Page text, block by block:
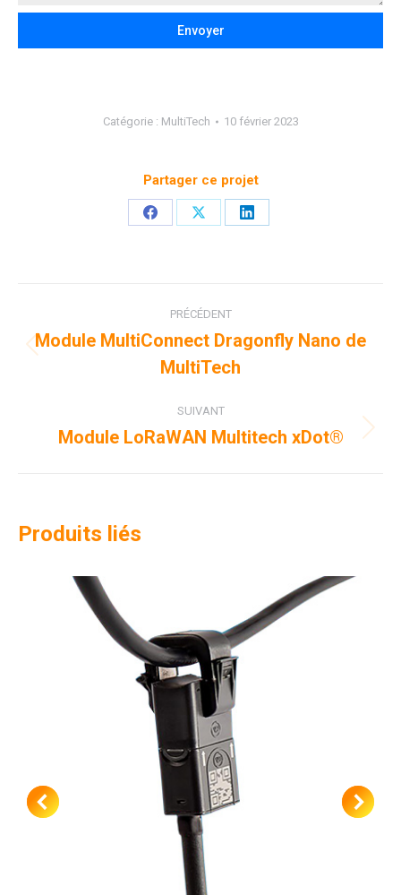
Envoyer
Catégorie : MultiTech 10 février 2023
Partager ce projet
PartagerPartagerPartager
de
commentaire
PRÉCÉDENT
précédent
Module MultiConnect Dragonfly Nano de
MultiTech
SUIVANT
Projets
Module LoRaWAN Multitech xDot®
Produits liés